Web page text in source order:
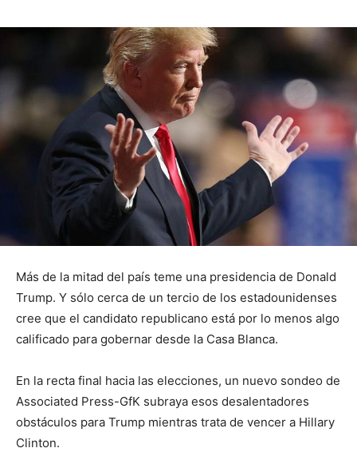
Más de la mitad del país teme una presidencia de Donald
Trump. Y sólo cerca de un tercio de los estadounidenses
cree que el candidato republicano está por lo menos algo
calificado para gobernar desde la Casa Blanca.
En la recta final hacia las elecciones, un nuevo sondeo de
Associated Press-GfK subraya esos desalentadores
obstáculos para Trump mientras trata de vencer a Hillary
Clinton.